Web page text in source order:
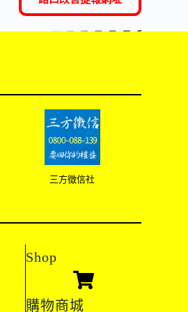
三方徵信社
Shop
購物商城